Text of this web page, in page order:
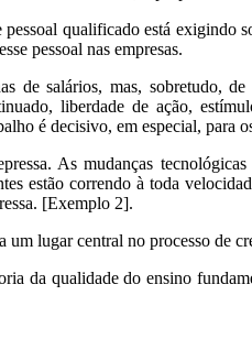
qualificado está exigindo
pessoal nas empresas.
de salários, mas, sobretudo,
liberdade de ação,
é decisivo, em especial, para
As mudanças
estão correndo à toda
[Exemplo 2].
um lugar central no processo de
da qualidade do ensino